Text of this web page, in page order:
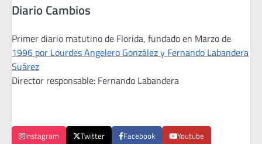
Diario Cambios
Primer diario matutino de Florida, fundado en Marzo de
1996 por Lourdes Angelero González y Fernando Labandera
Suárez
Director responsable: Fernando Labandera
Instagram Twitter Facebook Youtube